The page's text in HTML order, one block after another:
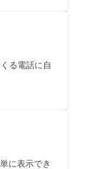
る電話に自
に表示でき